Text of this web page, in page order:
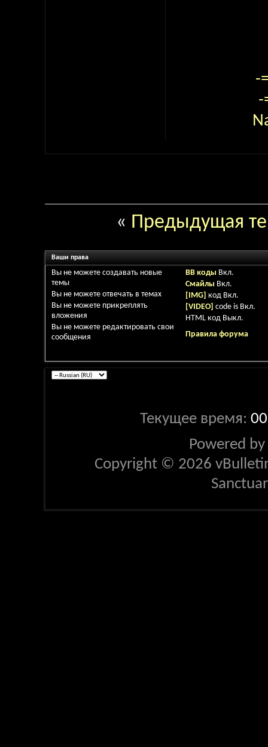
-
-
« Предыдущая
Ваши права
Вы не можете создавать новые
темы
Вы не можете отвечать в темах
Вы не можете прикреплять
вложения
Вы не можете редактировать свои
сообщения
BB коды Вкл.
Смайлы Вкл.
[IMG] код Вкл.
[VIDEO] code is Вкл.
HTML код Выкл.
Правила форума
Текущее время:
Powered by
Copyright © 2026